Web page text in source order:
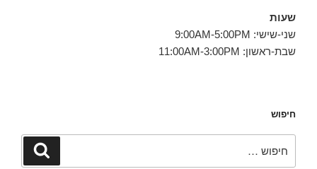
שעות
שני-שישי: 9:00AM-5:00PM
שבת-ראשון: 11:00AM-3:00PM
חיפוש